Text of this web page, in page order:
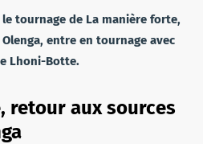
le tournage de La manière forte,
entre en tournage avec
Lhoni-Botte.
retour aux sources